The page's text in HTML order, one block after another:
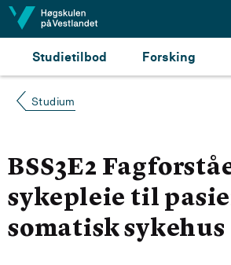
Hopp til innhald
Studietilbod Forsking
Studium
BSS3E2
sykepleie til
somatisk sykehus